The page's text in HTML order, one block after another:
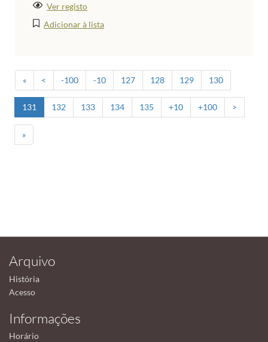
Ver registo
Adicionar à lista
« < -100 -10 127 128 129 130
131 132 133 134 135 +10 +100 >
»
Arquivo
História
Acesso
Informações
Horário